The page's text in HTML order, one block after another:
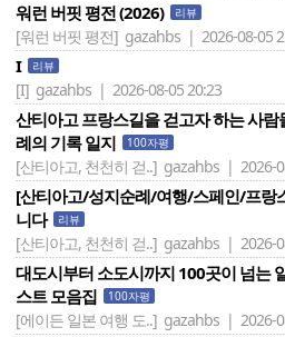
워런 버핏 평전 (2026) 리뷰
[워런 버핏 평전] gazahbs | 2026-08-05
I 리뷰
[I] gazahbs | 2026-08-05 20:23
산티아고 프랑스길을 걷고자 하는 사
례의 기록 일지
100자평
[산티아고, 천천히 걷..] gazahbs | 2026-
[산티아고/성지순례/여행/스페인/프랑
니다
리뷰
[산티아고, 천천히 걷..] gazahbs | 2026-
대도시부터 소도시까지 100곳이 넘는
스트 모음집
100자평
[에이든 일본 여행 도..] gazahbs | 2026-